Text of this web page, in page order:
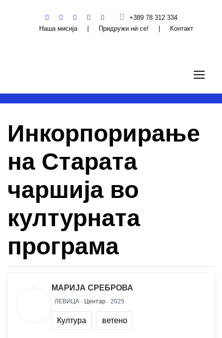
+389 78 312 334
Наша мисија
Придружи нѝ се! Контакт
Инкорпорирање
на Старата
чаршија во
културната
програма
МАРИЈА СРЕБРОВА
ЛЕВИЦА · Центар · 2025
Култура ветено